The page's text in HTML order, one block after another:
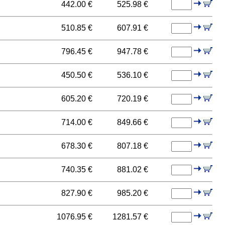
442.00 € 525.98 €
510.85 € 607.91 €
796.45 € 947.78 €
450.50 € 536.10 €
605.20 € 720.19 €
714.00 € 849.66 €
678.30 € 807.18 €
740.35 € 881.02 €
827.90 € 985.20 €
1076.95 € 1281.57 €